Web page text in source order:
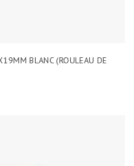
BLANC (ROULEAU DE